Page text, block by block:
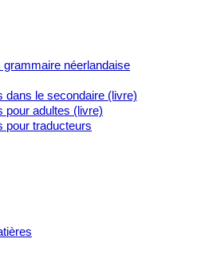
néerlandaise
dans le secondaire (livre)
pour adultes (livre)
pour traducteurs